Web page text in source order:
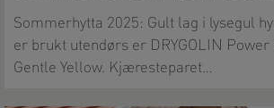
Sommerhytta 2025: Gult lag i lysegul
er brukt utendørs er DRYGOLIN Power
Gentle Yellow. Kjæresteparet…